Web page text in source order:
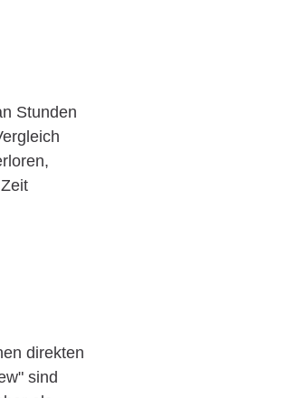
Stunden
direkten
sind